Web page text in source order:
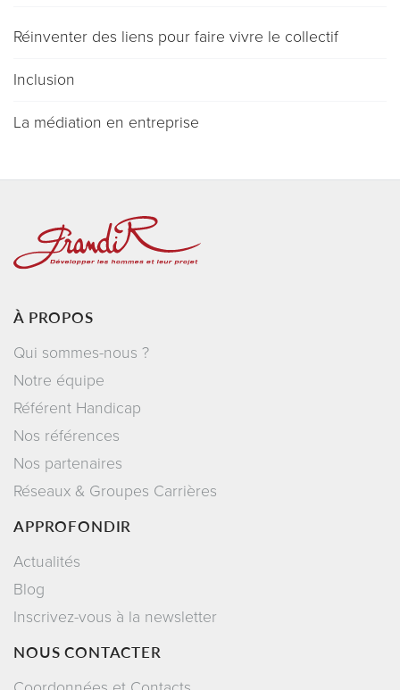
Réinventer des liens pour faire vivre le collectif
Inclusion
La médiation en entreprise
À PROPOS
Qui sommes-nous ?
Notre équipe
Référent Handicap
Nos références
Nos partenaires
Réseaux & Groupes Carrières
APPROFONDIR
Actualités
Blog
Inscrivez-vous à la newsletter
NOUS CONTACTER